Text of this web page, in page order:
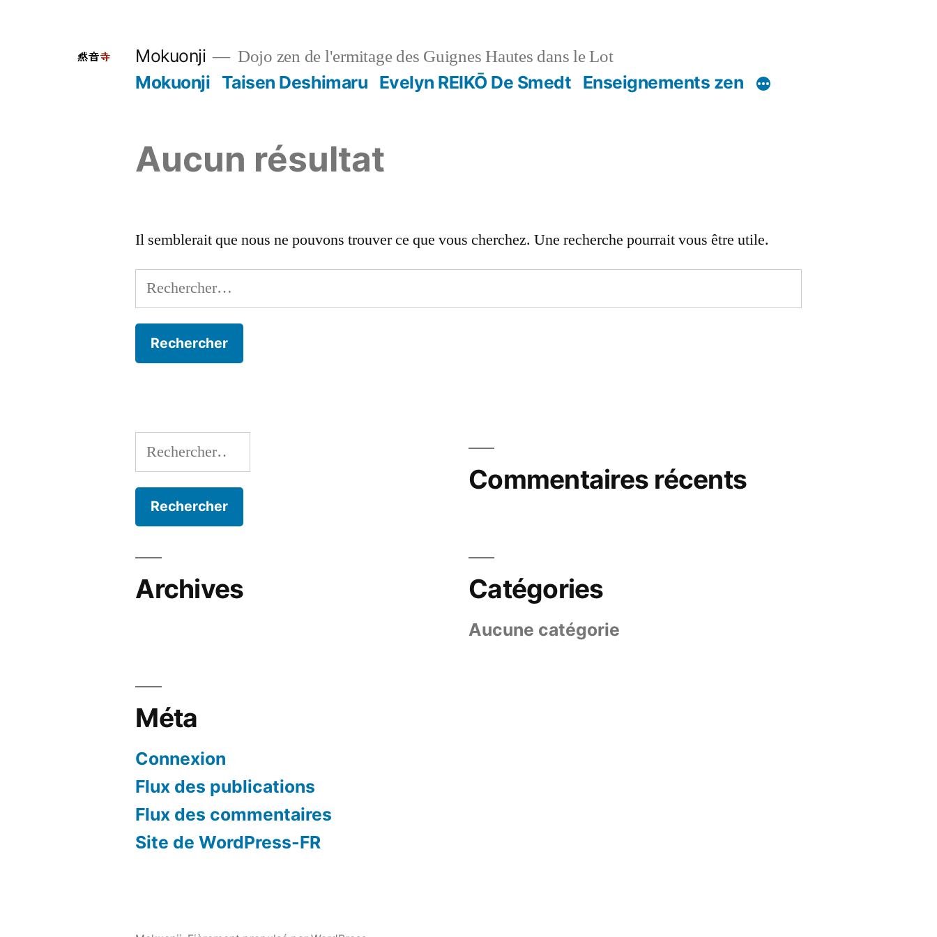
Mokuonji Dojo zen de l'ermitage des Guignes Hautes dans le Lot
Mokuonji Taisen Deshimaru Evelyn REIKŌ De Smedt Enseignements zen
Aucun résultat
Il semblerait que nous ne pouvons trouver ce que vous cherchez. Une recherche pourrait vous être utile.
Rechercher :
Rechercher :
Commentaires récents
Archives Catégories
Aucune catégorie
Méta
Connexion
Flux des publications
Flux des commentaires
Site de WordPress-FR